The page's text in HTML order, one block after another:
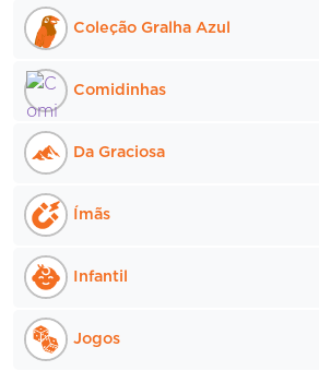
Coleção Gralha Azul
Comidinhas
Da Graciosa
Ímãs
Infantil
Jogos